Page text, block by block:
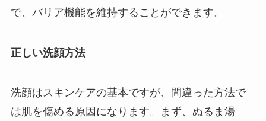
で、バリア機能を維持することができます。
正しい洗顔方法
洗顔はスキンケアの基本ですが、間違った方法で
は肌を傷める原因になります。まず、ぬるま湯